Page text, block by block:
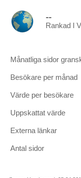
--
Rankad I
Månatliga sidor
Besökare per månad
Värde per besökare
Uppskattat värde
Externa länkar
Antal sidor